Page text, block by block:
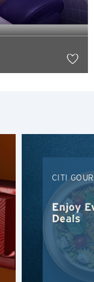
CITI
Enjoy
Deals